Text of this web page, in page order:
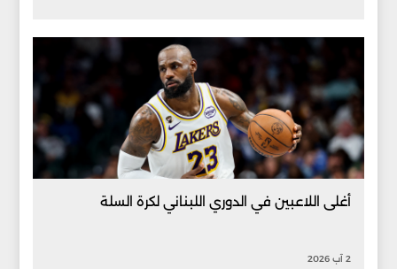
أغلى اللاعبين في الدوري اللبناني لكرة السلة
2 آب 2026